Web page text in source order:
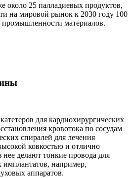
около 25 палладиевых продуктов,
на мировой рынок к 2030 году 100
материалов.
для кардиохирургических
кровотока по сосудам
спиралей для лечения
ковкостью и отлично
делают тонкие провода для
имплантатов, например,
аппаратов.